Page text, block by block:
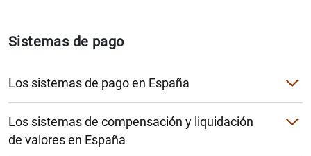
Sistemas de pago
Los sistemas de pago en España
ElSNCE
STMP
Los sistemas de compensación y liquidación
de valores en España
El papel de los bancos centrales